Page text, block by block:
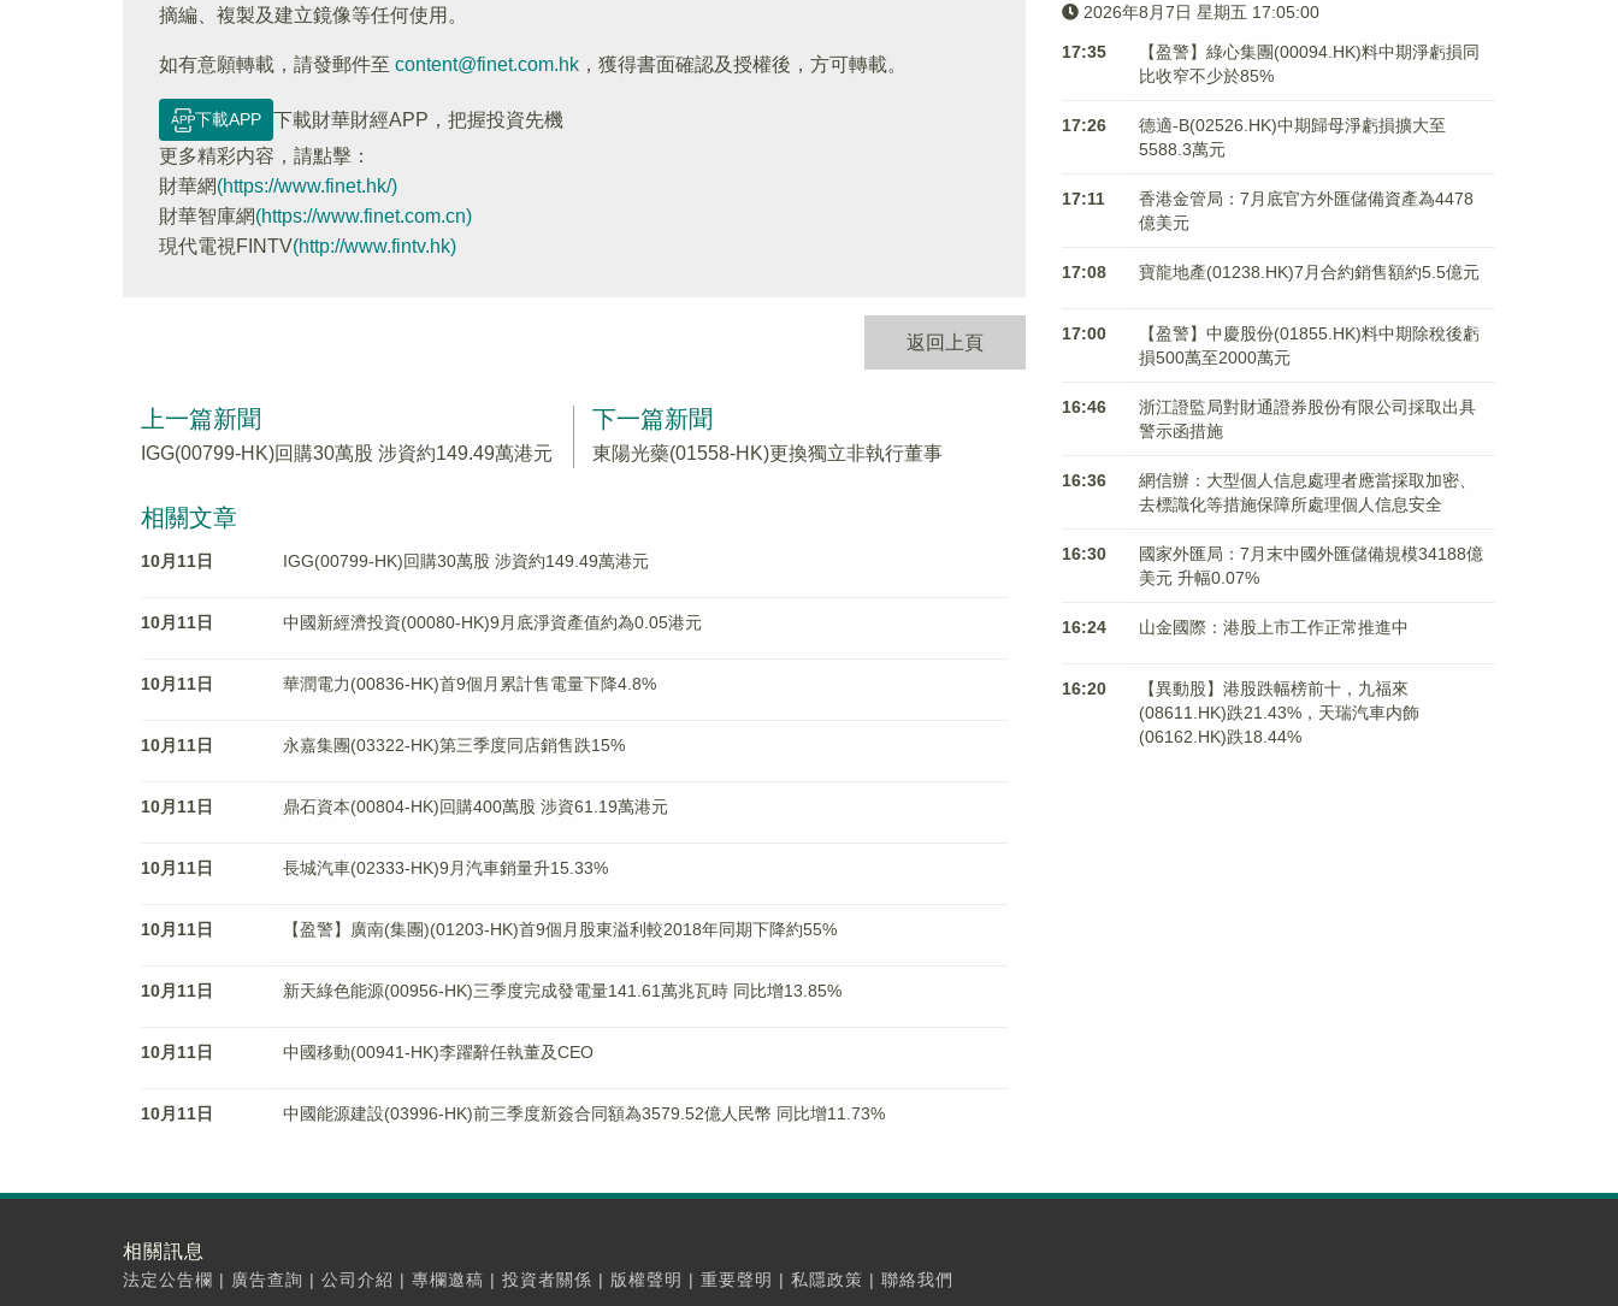
摘編、複製及建立鏡像等任何使用。
如有意願轉載，請發郵件至 content@finet.com.hk ，獲得書面確認及授權後，方可轉載。
下載APP
下載財華財經APP，把握投資先機
更多精彩内容，請點擊：
財華網(https://www.finet.hk/)
財華智庫網(https://www.finet.com.cn)
現代電視FINTV(http://www.fintv.hk)
返回上頁
上一篇新聞
IGG(00799-HK)回購30萬股 涉資約149.49萬港元
下一篇新聞
東陽光藥(01558-HK)更換獨立非執行董事
相關文章
10月11日 IGG(00799-HK)回購30萬股 涉資約149.49萬港元
10月11日 中國新經濟投資(00080-HK)9月底淨資產值約為0.05港元
10月11日 華潤電力(00836-HK)首9個月累計售電量下降4.8%
10月11日 永嘉集團(03322-HK)第三季度同店銷售跌15%
10月11日 鼎石資本(00804-HK)回購400萬股 涉資61.19萬港元
10月11日 長城汽車(02333-HK)9月汽車銷量升15.33%
10月11日 【盈警】廣南(集團)(01203-HK)首9個月股東溢利較2018年同期下降約55%
10月11日 新天綠色能源(00956-HK)三季度完成發電量141.61萬兆瓦時 同比增13.85%
10月11日 中國移動(00941-HK)李躍辭任執董及CEO
10月11日 中國能源建設(03996-HK)前三季度新簽合同額為3579.52億人民幣 同比增11.73%
2026年8月7日 星期五 17:05:01
17:35
【盈警】綠心集團(00094.HK)料中期淨虧損同
比收窄不少於85%
17:26
德適-B(02526.HK)中期歸母淨虧損擴大至
5588.3萬元
17:11
香港金管局：7月底官方外匯儲備資產為4478
億美元
17:08 寶龍地產(01238.HK)7月合約銷售額約5.5億元
17:00
【盈警】中慶股份(01855.HK)料中期除稅後虧
損500萬至2000萬元
16:46
浙江證監局對財通證券股份有限公司採取出具
警示函措施
16:36
網信辦：大型個人信息處理者應當採取加密、
去標識化等措施保障所處理個人信息安全
16:30
國家外匯局：7月末中國外匯儲備規模34188億
美元 升幅0.07%
16:24 山金國際：港股上市工作正常推進中
16:20
【異動股】港股跌幅榜前十，九福來
(08611.HK)跌21.43%，天瑞汽車内飾
(06162.HK)跌18.44%
相關訊息
法定公告欄 | 廣告查詢 | 公司介紹 | 專欄邀稿 | 投資者關係 | 版權聲明 | 重要聲明 | 私隱政策 | 聯絡我們